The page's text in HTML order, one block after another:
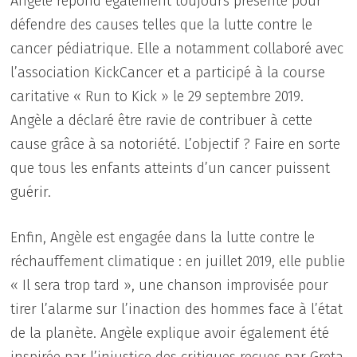
défendre des causes telles que la lutte contre le
cancer pédiatrique. Elle a notamment collaboré avec
l’association KickCancer et a participé à la course
caritative « Run to Kick » le 29 septembre 2019.
Angèle a déclaré être ravie de contribuer à cette
cause grâce à sa notoriété. L’objectif ? Faire en sorte
que tous les enfants atteints d’un cancer puissent
guérir.
Enfin, Angèle est engagée dans la lutte contre le
réchauffement climatique : en juillet 2019, elle publie
« Il sera trop tard », une chanson improvisée pour
tirer l’alarme sur l’inaction des hommes face à l’état
de la planète. Angèle explique avoir également été